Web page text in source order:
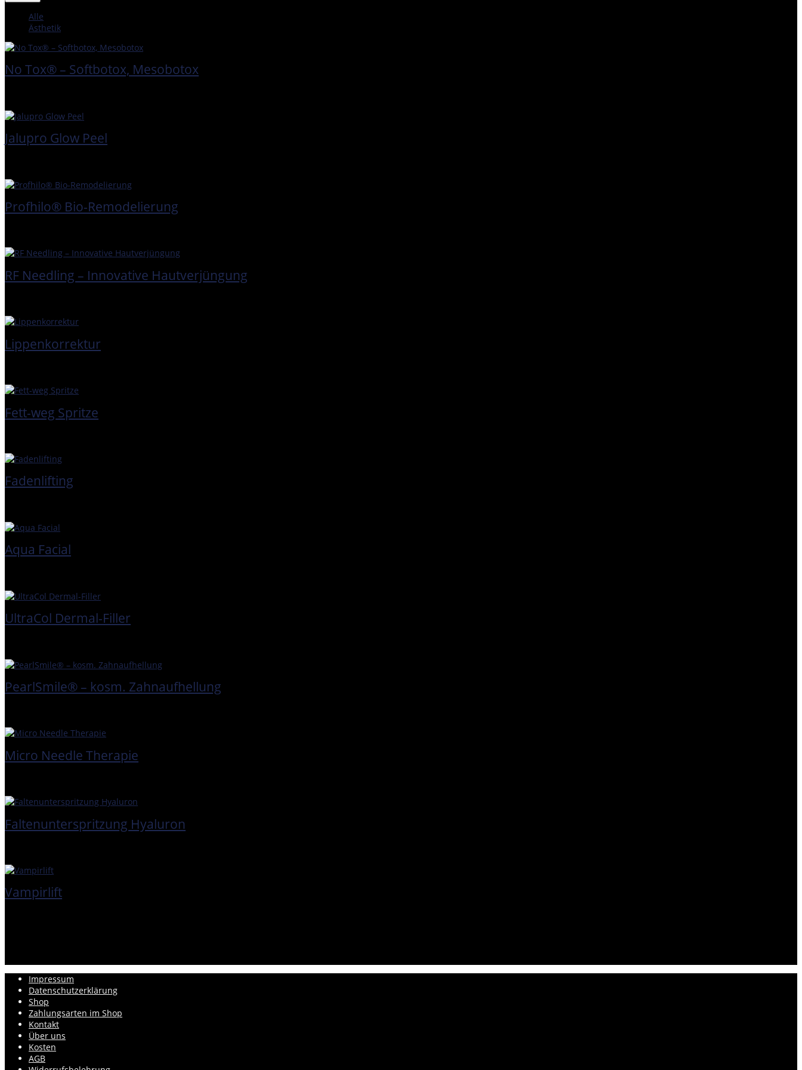
Alle
Ästhetik
No Tox® – Softbotox, Mesobotox
Jalupro Glow Peel
Profhilo® Bio-Remodelierung
RF Needling – Innovative Hautverjüngung
Lippenkorrektur
Fett-weg Spritze
Fadenlifting
Aqua Facial
UltraCol Dermal-Filler
PearlSmile® – kosm. Zahnaufhellung
Micro Needle Therapie
Faltenunterspritzung Hyaluron
Vampirlift
Impressum
Datenschutzerklärung
Shop
Zahlungsarten im Shop
Kontakt
Über uns
Kosten
AGB